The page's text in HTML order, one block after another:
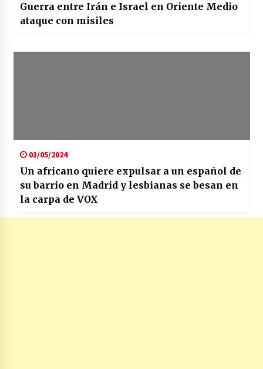
Guerra entre Irán e Israel en Oriente Medio
ataque con misiles
03/05/2024
Un africano quiere expulsar a un español de
su barrio en Madrid y lesbianas se besan en
la carpa de VOX